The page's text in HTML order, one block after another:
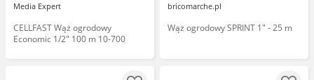
Media Expert
CELLFAST Wąż ogrodowy
Economic 1/2" 100 m 10-700
bricomarche.pl
Wąż ogrodowy SPRINT 1" - 25 m